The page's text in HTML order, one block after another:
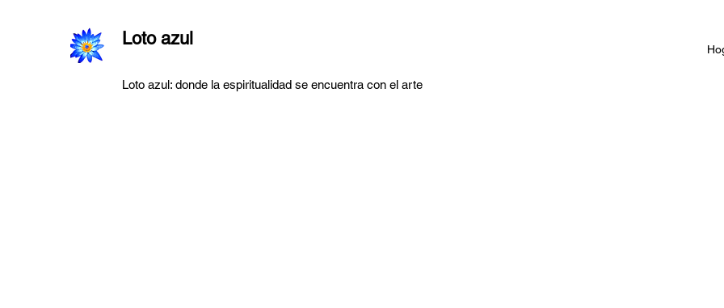
Loto azul
Loto azul: donde la espiritualidad se encuentra con el arte